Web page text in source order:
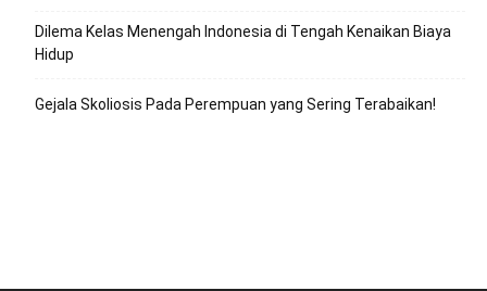
Dilema Kelas Menengah Indonesia di Tengah Kenaikan Biaya
Hidup
Gejala Skoliosis Pada Perempuan yang Sering Terabaikan!